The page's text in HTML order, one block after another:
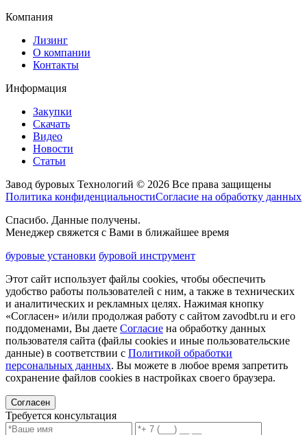
Компания
Лизинг
О компании
Контакты
Информация
Закупки
Скачать
Видео
Новости
Статьи
Завод буровых Технологий © 2026 Все права защищены
Политика конфиденциальностиСогласие на обработку данных
Спасибо. Данные получены.
Менеджер свяжется с Вами в ближайшее время
буровые установки буровой инструмент
Этот сайт использует файлы cookies, чтобы обеспечить
удобство работы пользователей с ним, а также в технических
и аналитических и рекламных целях. Нажимая кнопку
«Согласен» и/или продолжая работу с сайтом zavodbt.ru и его
поддоменами, Вы даете Согласие на обработку данных
пользователя сайта (файлы cookies и иные пользовательские
данные) в соответствии с Политикой обработки
персональных данных. Вы можете в любое время запретить
сохранение файлов cookies в настройках своего браузера.
Согласен
Требуется консультация